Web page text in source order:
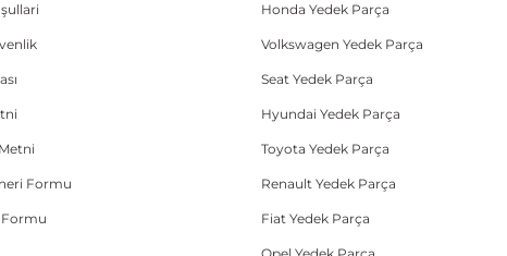
Formu
Formu
Honda Yedek Parça
Volkswagen Yedek Parça
Seat Yedek Parça
Hyundai Yedek Parça
Toyota Yedek Parça
Renault Yedek Parça
Fiat Yedek Parça